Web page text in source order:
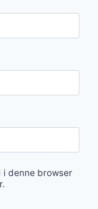
i denne browser